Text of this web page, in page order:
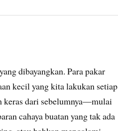
dibayangkan. Para pakar
kecil yang kita lakukan setiap
keras dari sebelumnya—mulai
cahaya buatan yang tak ada